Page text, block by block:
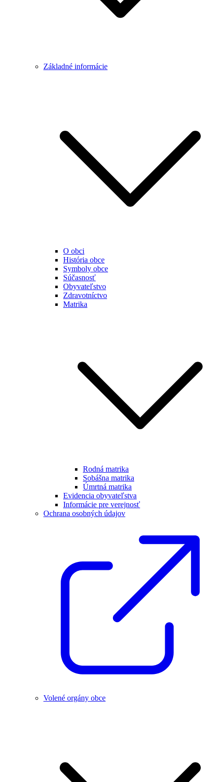
Základné informácie
O obci
História obce
Symboly obce
Súčasnosť
Obyvateľstvo
Zdravotníctvo
Matrika
Rodná matrika
Sobášna matrika
Úmrtná matrika
Evidencia obyvateľstva
Informácie pre verejnosť
Ochrana osobných údajov
Volené orgány obce